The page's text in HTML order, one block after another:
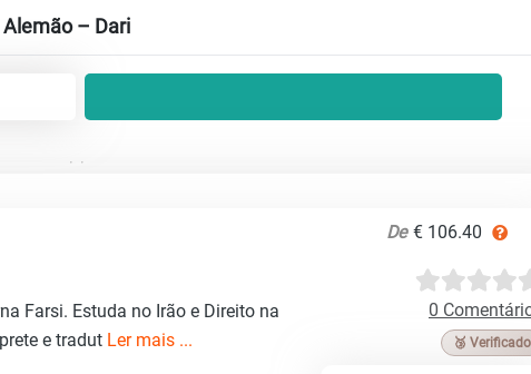
– Dari
De € 106.40
0
🥉 Verificado
Farsi. Estuda no Irão e Direito na
e tradut Ler mais ...